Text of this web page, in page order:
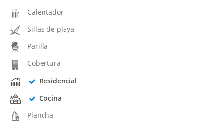
Calentador
Sillas de playa
Parilla
Cobertura
Residencial
Cocina
Plancha